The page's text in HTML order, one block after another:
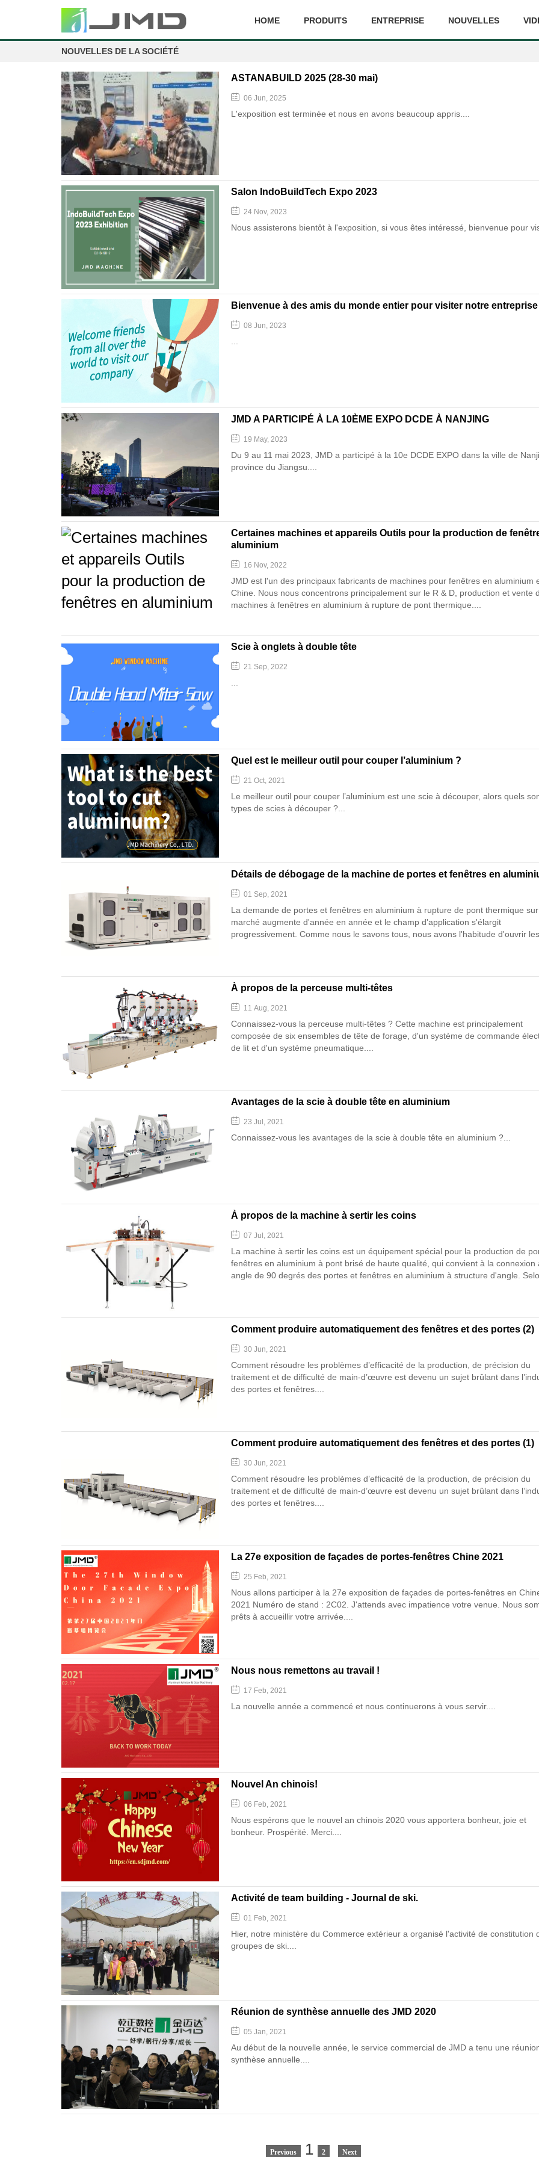
HOME PRODUITS ENTREPRISE NOUVELLES
NOUVELLES DE LA SOCIÉTÉ
ASTANABUILD 2025 (28-30 mai)
06 Jun, 2025
L'exposition est terminée et nous en avons beaucoup appris....
Salon IndoBuildTech Expo 2023
24 Nov, 2023
Nous assisterons bientôt à l'exposition, si vous êtes intéressé, bienvenue pour
Bienvenue à des amis du monde entier pour visiter notre entreprise
08 Jun, 2023
JMD A PARTICIPÉ À LA 10ÈME EXPO DCDE À NANJING
19 May, 2023
Du 9 au 11 mai 2023, JMD a participé à la 10e DCDE EXPO dans la ville de
province du Jiangsu....
Certaines machines et appareils Outils pour la production de
aluminium
16 Nov, 2022
JMD est l'un des principaux fabricants de machines pour fenêtres en aluminium
Chine. Nous nous concentrons principalement sur le R & D, production et vente
machines à fenêtres en aluminium à rupture de pont thermique....
Scie à onglets à double tête
21 Sep, 2022
Quel est le meilleur outil pour couper l’aluminium ?
21 Oct, 2021
Le meilleur outil pour couper l’aluminium est une scie à découper, alors quels
types de scies à découper ?...
Détails de débogage de la machine de portes et fenêtres en
01 Sep, 2021
La demande de portes et fenêtres en aluminium à rupture de pont thermique
marché augmente d'année en année et le champ d'application s'élargit
progressivement. Comme nous le savons tous, nous avons l'habitude d'ouvrir les
À propos de la perceuse multi-têtes
11 Aug, 2021
Connaissez-vous la perceuse multi-têtes ? Cette machine est principalement
composée de six ensembles de tête de forage, d'un système de commande
de lit et d'un système pneumatique....
Avantages de la scie à double tête en aluminium
23 Jul, 2021
Connaissez-vous les avantages de la scie à double tête en aluminium ?...
À propos de la machine à sertir les coins
07 Jul, 2021
La machine à sertir les coins est un équipement spécial pour la production de
fenêtres en aluminium à pont brisé de haute qualité, qui convient à la connexion
angle de 90 degrés des portes et fenêtres en aluminium à structure d'angle.
Comment produire automatiquement des fenêtres et des portes (2)
30 Jun, 2021
Comment résoudre les problèmes d’efficacité de la production, de précision du
traitement et de difficulté de main-d’œuvre est devenu un sujet brûlant dans
des portes et fenêtres....
Comment produire automatiquement des fenêtres et des portes (1)
30 Jun, 2021
Comment résoudre les problèmes d’efficacité de la production, de précision du
traitement et de difficulté de main-d’œuvre est devenu un sujet brûlant dans
des portes et fenêtres....
La 27e exposition de façades de portes-fenêtres Chine 2021
25 Feb, 2021
Nous allons participer à la 27e exposition de façades de portes-fenêtres en
2021 Numéro de stand : 2C02. J'attends avec impatience votre venue. Nous
prêts à accueillir votre arrivée....
Nous nous remettons au travail !
17 Feb, 2021
La nouvelle année a commencé et nous continuerons à vous servir....
Nouvel An chinois!
06 Feb, 2021
Nous espérons que le nouvel an chinois 2020 vous apportera bonheur, joie et
bonheur. Prospérité. Merci....
Activité de team building - Journal de ski.
01 Feb, 2021
Hier, notre ministère du Commerce extérieur a organisé l'activité de constitution
groupes de ski....
Réunion de synthèse annuelle des JMD 2020
05 Jan, 2021
Au début de la nouvelle année, le service commercial de JMD a tenu une
synthèse annuelle....
Previous 1 2 Next